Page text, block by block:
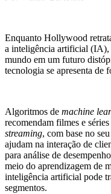
Enquanto Hollywood
a inteligência artificial (IA),
mundo em um futuro
tecnologia se apresenta de
Algoritmos de machine
recomendam filmes e
streaming, com base no
ajudam na interação de
para análise de
meio do aprendizagem de
inteligência artificial pode
segmentos.